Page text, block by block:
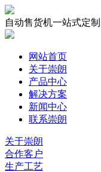
自动售货机一站式定制
网站首页
关于崇朗
产品中心
解决方案
新闻中心
联系崇朗
关于崇朗
合作客户
生产工艺